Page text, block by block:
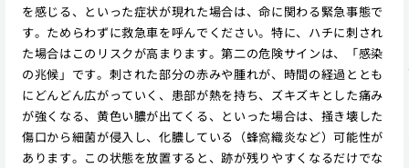
を感じる、といった症状が現れた場合は、命に関わる緊急事態で
す。ためらわずに救急車を呼んでください。特に、ハチに刺され
た場合はこのリスクが高まります。第二の危険サインは、「感染
の兆候」です。刺された部分の赤みや腫れが、時間の経過ととも
にどんどん広がっていく、患部が熱を持ち、ズキズキとした痛み
が強くなる、黄色い膿が出てくる、といった場合は、掻き壊した
傷口から細菌が侵入し、化膿している（蜂窩織炎など）可能性が
あります。この状態を放置すると、跡が残りやすくなるだけでな